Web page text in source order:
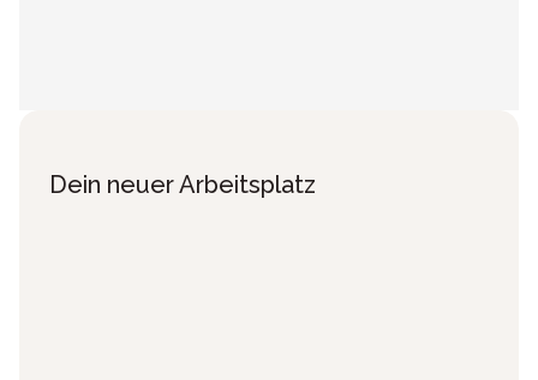
Dein neuer Arbeitsplatz